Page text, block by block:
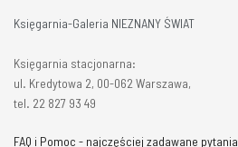
Księgarnia-Galeria NIEZNANY ŚWIAT
Księgarnia stacjonarna:
ul. Kredytowa 2, 00-062 Warszawa,
tel. 22 827 93 49
FAQ i Pomoc - najczęściej zadawane pytania